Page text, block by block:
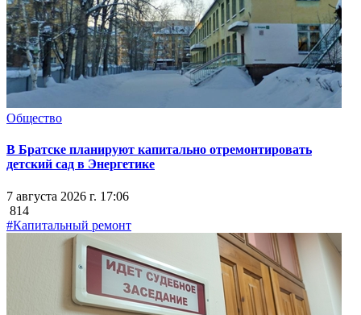
Общество
В Братске планируют капитально отремонтировать
детский сад в Энергетике
7 августа 2026 г. 17:06
814
#Капитальный ремонт